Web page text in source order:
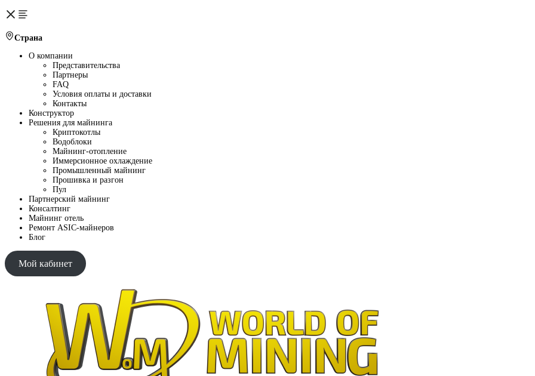
Страна
О компании
Представительства
Партнеры
FAQ
Условия оплаты и доставки
Контакты
Конструктор
Решения для майнинга
Криптокотлы
Водоблоки
Майнинг-отопление
Иммерсионное охлаждение
Промышленный майнинг
Прошивка и разгон
Пул
Партнерский майнинг
Консалтинг
Майнинг отель
Ремонт ASIC-майнеров
Блог
Мой кабинет